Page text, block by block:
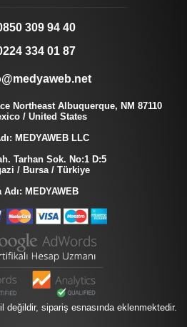
309 94 40
334 01 87
Northeast Albuquerque, NM 87110
/ United States
MEDYAWEB LLC
Tarhan Sok. No:1 D:5
/ Bursa / Türkiye
Adı: MEDYAWEB
değildir, sipariş esnasında eklenmektedir.